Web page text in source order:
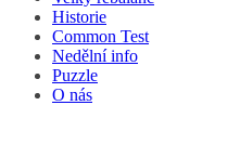
Historie
Common Test
Nedělní info
Puzzle
O nás